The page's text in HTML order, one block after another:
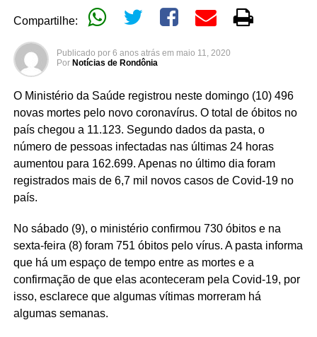
Compartilhe:
Publicado por 6 anos atrás em maio 11, 2020
Por Notícias de Rondônia
O Ministério da Saúde registrou neste domingo (10) 496
novas mortes pelo novo coronavírus. O total de óbitos no
país chegou a 11.123. Segundo dados da pasta, o
número de pessoas infectadas nas últimas 24 horas
aumentou para 162.699. Apenas no último dia foram
registrados mais de 6,7 mil novos casos de Covid-19 no
país.
No sábado (9), o ministério confirmou 730 óbitos e na
sexta-feira (8) foram 751 óbitos pelo vírus. A pasta informa
que há um espaço de tempo entre as mortes e a
confirmação de que elas aconteceram pela Covid-19, por
isso, esclarece que algumas vítimas morreram há
algumas semanas.